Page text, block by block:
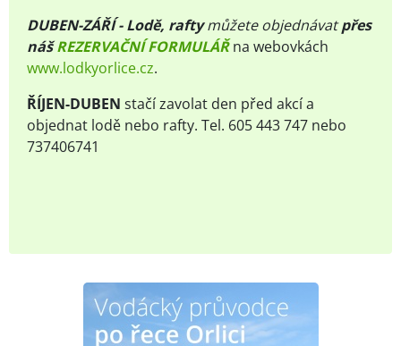
DUBEN-ZÁŘÍ - Lodě, raftymůžete objednávatpřes
nášREZERVAČNÍ FORMULÁŘna webovkách
www.lodkyorlice.cz.
ŘÍJEN-DUBEN stačí zavolat den před akcí a
objednat lodě nebo rafty. Tel. 605 443 747 nebo
737406741